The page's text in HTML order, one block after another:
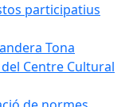
participatius
Tona
Centre Cultural